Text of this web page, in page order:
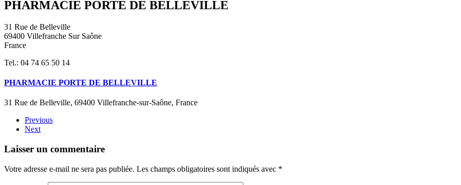
PHARMACIE PORTE DE BELLEVILLE
31 Rue de Belleville
69400 Villefranche Sur Saône
France
Tel.: 04 74 65 50 14
PHARMACIE PORTE DE BELLEVILLE
31 Rue de Belleville, 69400 Villefranche-sur-Saône, France
Previous
Next
Laisser un commentaire
Votre adresse e-mail ne sera pas publiée. Les champs obligatoires sont indiqués avec *